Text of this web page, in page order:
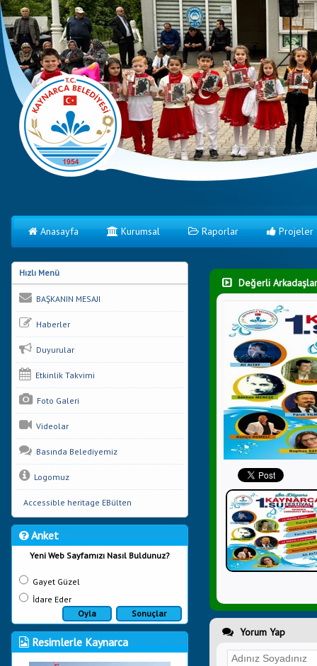
Anasayfa Kurumsal Raporlar Projeler
Hızlı Menü
BAŞKANIN MESAJI
Haberler
Duyurular
Etkinlik Takvimi
Foto Galeri
Videolar
Basında Belediyemiz
Logomuz
Accessible heritage EBülten
Anket
Yeni Web Sayfamızı Nasıl Buldunuz?
Gayet Güzel
İdare Eder
Sonuçlar
Oyla
Resimlerle Kaynarca
Değerli
Yorum Yap